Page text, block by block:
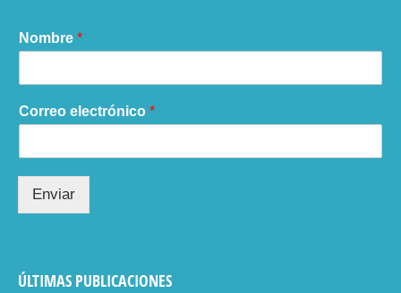
Nombre *
Correo electrónico *
Enviar
ÚLTIMAS PUBLICACIONES